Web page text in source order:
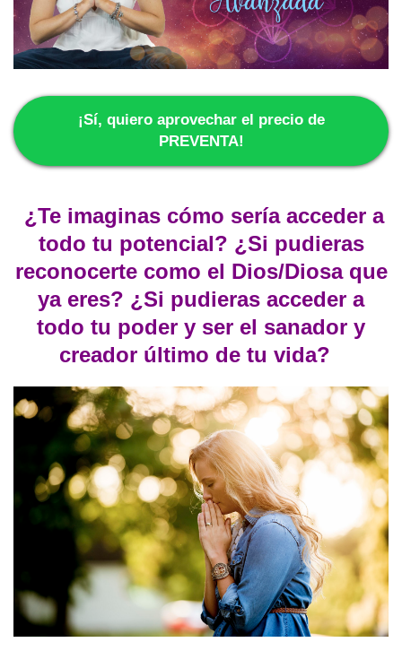
¡Sí, quiero aprovechar el precio de
PREVENTA!
¿Te imaginas cómo sería acceder a
todo tu potencial? ¿Si pudieras
reconocerte como el Dios/Diosa que
ya eres? ¿Si pudieras acceder a
todo tu poder y ser el sanador y
creador último de tu vida?